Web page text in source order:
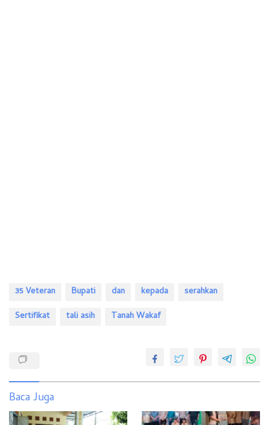
35 Veteran Bupati dan kepada
serahkan
Sertifikat
tali asih Tanah Wakaf
Baca Juga